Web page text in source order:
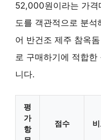
52,000원이라는 가격
도를 객관적으로 분석
어 반건조 제주 참옥
로 구매하기에 적합
니다.
평
가
항
점수